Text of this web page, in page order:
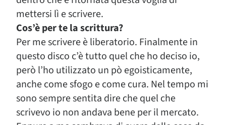
mettersi lì e scrivere.
Cos’è per te la scrittura?
Per me scrivere è liberatorio. Finalmente in
questo disco c’è tutto quel che ho deciso io,
però l’ho utilizzato un pò egoisticamente,
anche come sfogo e come cura. Nel tempo mi
sono sempre sentita dire che quel che
scrivevo io non andava bene per il mercato.